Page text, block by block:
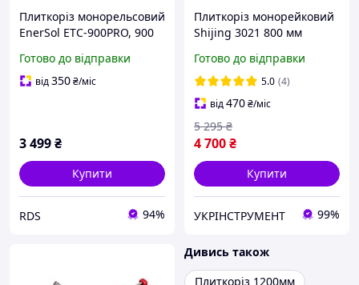
Плиткоріз монорельсовий
EnerSol ETC-900PRO, 900
Товщина до 16 мм (ETC-
900PRO)
Готово до відправки
від350₴/міс
3 499₴
Купити
RDS 94%
Плиткоріз монорейковий
Shijing 3021 800 мм
Готово до відправки
5.0 (4)
від470₴/міс
4 700₴
5 295 ₴
Купити
УКРІНСТРУМЕНТ 99%
Дивись також
Плиткоріз 1200мм